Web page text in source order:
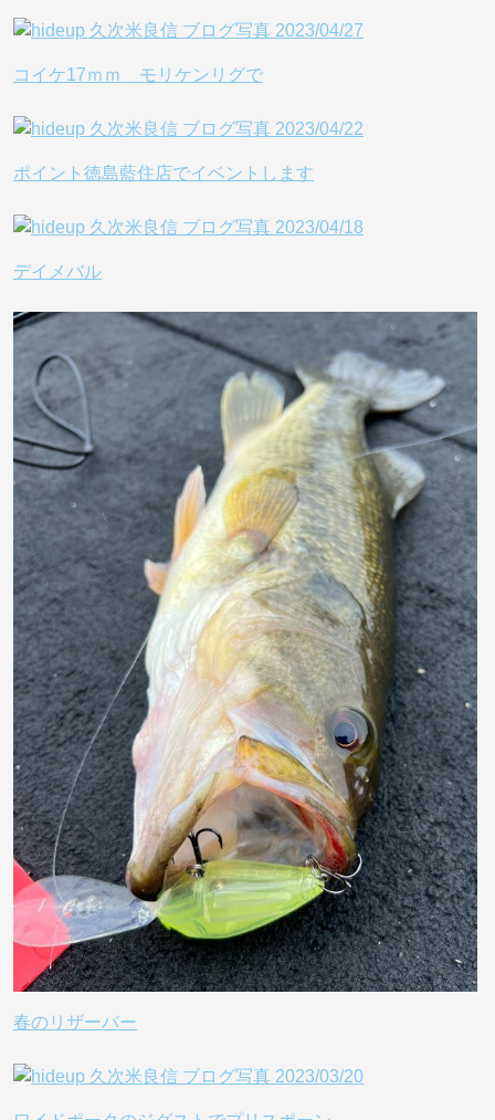
コイケ17ｍｍ モリケンリグで
ポイント徳島藍住店でイベントします
デイメバル
春のリザーバー